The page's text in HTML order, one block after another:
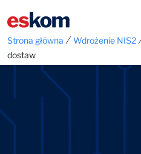
Strona główna ⁄Wdrożenie NIS2
dostaw